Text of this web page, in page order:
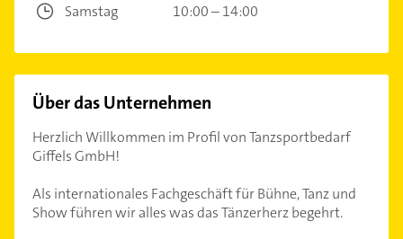
Samstag
10:00 – 14:00
Über das Unternehmen
Herzlich Willkommen im Profil von Tanzsportbedarf
Giffels GmbH!
Als internationales Fachgeschäft für Bühne, Tanz und
Show führen wir alles was das Tänzerherz begehrt.